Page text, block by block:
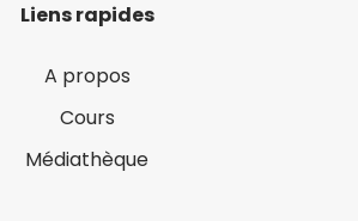
Liens rapides
A propos
Cours
Médiathèque